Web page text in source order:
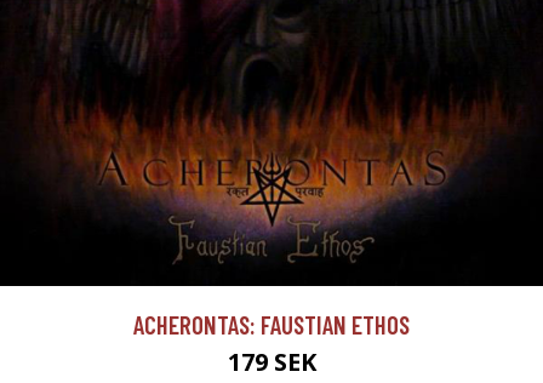
ACHERONTAS: FAUSTIAN ETHOS
179 SEK